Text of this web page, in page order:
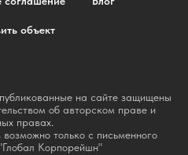
объект
на сайте защищены
об авторском праве и
правах.
только с письменного
Корпорейшн"